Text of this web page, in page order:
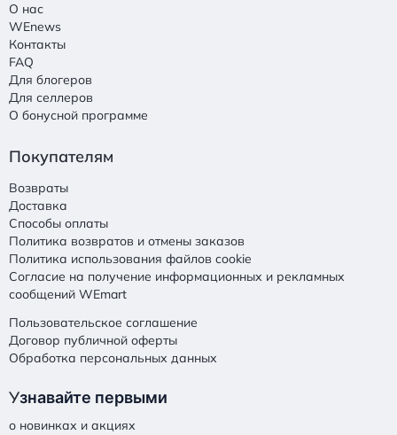
О нас
WEnews
Контакты
FAQ
Для блогеров
Для селлеров
О бонусной программе
Покупателям
Возвраты
Доставка
Способы оплаты
Политика возвратов и отмены заказов
Политика использования файлов cookie
Согласие на получение информационных и рекламных
сообщений WEmart
Пользовательское соглашение
Договор публичной оферты
Обработка персональных данных
Узнавайте первыми
о новинках и акциях